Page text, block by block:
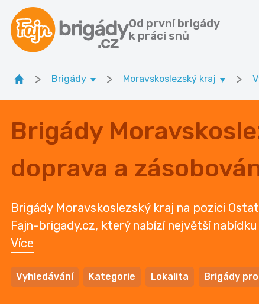
Od první brigády
k práci snů
> Brigády > Moravskoslezský kraj >
Brigády
doprava a
Brigády Moravskoslezský kraj na pozici
Fajn-brigady.cz, který nabízí největší
Více
Vyhledávání Kategorie Lokalita Brigády